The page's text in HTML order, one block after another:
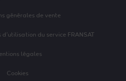
générales de vente
du service FRANSAT
légales
Cookies